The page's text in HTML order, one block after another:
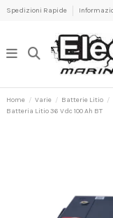
Spedizioni Rapide
Home Varie Batterie Litio
Batteria Litio 36 Vdc 100 Ah BT